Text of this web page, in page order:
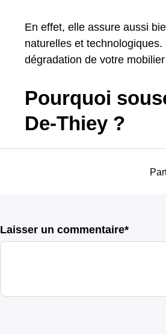
En effet, elle assure aussi
naturelles et
dégradation de votre
Pourquoi
De-Thiey ?
Laisser un commentaire*